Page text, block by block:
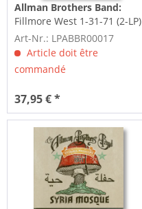
Allman Brothers Band:
Fillmore West 1-31-71 (2-LP)
Art-Nr.: LPABBR00017
Article doit être
commandé
37,95 € *